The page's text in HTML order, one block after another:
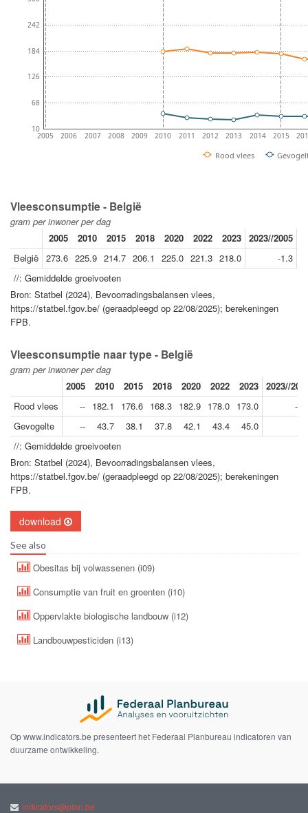
2005 2006 2007 2008 2009 2010 2011 2012 2013 2014 2015
10
68
126
184
242
Rood vlees
Vleesconsumptie - België
gram per inwoner per dag
2005
2010 2015 2018 2020 2022 2023 2023//2005
België 273.6 225.9 214.7 206.1 225.0 221.3 218.0
-1.3
//: Gemiddelde groeivoeten
Bron: Statbel (2024), Bevoorradingsbalansen vlees,
https://statbel.fgov.be/ (geraadpleegd op 22/08/2025); berekeningen
FPB.
Vleesconsumptie naar type - België
gram per inwoner per dag
2005
2010 2015 2018 2020 2022 2023 2023//
Rood vlees
-- 182.1 176.6 168.3 182.9 178.0 173.0
-
Gevogelte
-- 43.7 38.1 37.8 42.1 43.4 45.0
//: Gemiddelde groeivoeten
Bron: Statbel (2024), Bevoorradingsbalansen vlees,
https://statbel.fgov.be/ (geraadpleegd op 22/08/2025); berekeningen
FPB.
download
See also
Obesitas bij volwassenen (i09)
Consumptie van fruit en groenten (i10)
Oppervlakte biologische landbouw (i12)
Landbouwpesticiden (i13)
Op www.indicators.be presenteert het Federaal Planbureau indicatoren van
duurzame ontwikkeling.
indicators@plan.be